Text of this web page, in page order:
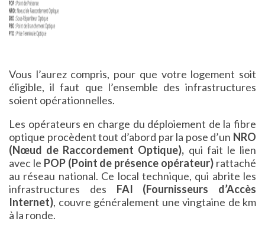
Vous l’aurez compris, pour que votre logement soit
éligible, il faut que l’ensemble des infrastructures
soient opérationnelles.
Les opérateurs en charge du déploiement de la fibre
optique procèdent tout d’abord par la pose d’un NRO
(Nœud de Raccordement Optique), qui fait le lien
avec le POP (Point de présence opérateur) rattaché
au réseau national. Ce local technique, qui abrite les
infrastructures des FAI (Fournisseurs d’Accès
Internet), couvre généralement une vingtaine de km
à la ronde.